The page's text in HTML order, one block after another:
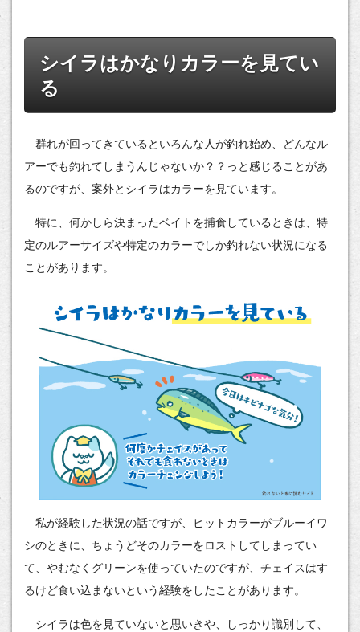
シイラはかなりカラーを見てい
る
群れが回ってきているといろんな人が釣れ始め、どんなル
アーでも釣れてしまうんじゃないか？？っと感じることがあ
るのですが、案外とシイラはカラーを見ています。
特に、何かしら決まったベイトを捕食しているときは、特
定のルアーサイズや特定のカラーでしか釣れない状況になる
ことがあります。
私が経験した状況の話ですが、ヒットカラーがブルーイワ
シのときに、ちょうどそのカラーをロストしてしまってい
て、やむなくグリーンを使っていたのですが、チェイスはす
るけど食い込まないという経験をしたことがあります。
シイラは色を見ていないと思いきや、しっかり識別して、